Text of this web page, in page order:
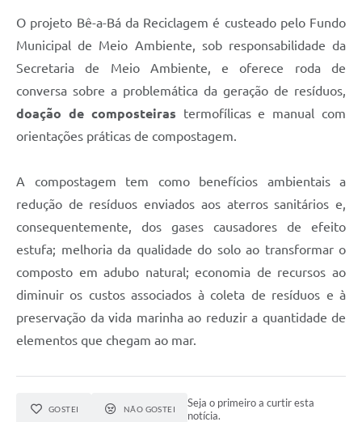
O projeto Bê-a-Bá da Reciclagem é custeado pelo Fundo
Municipal de Meio Ambiente, sob responsabilidade da
Secretaria de Meio Ambiente, e oferece roda de
conversa sobre a problemática da geração de resíduos,
doação de composteiras termofílicas e manual com
orientações práticas de compostagem.
A compostagem tem como benefícios ambientais a
redução de resíduos enviados aos aterros sanitários e,
consequentemente, dos gases causadores de efeito
estufa; melhoria da qualidade do solo ao transformar o
composto em adubo natural; economia de recursos ao
diminuir os custos associados à coleta de resíduos e à
preservação da vida marinha ao reduzir a quantidade de
elementos que chegam ao mar.
GOSTEI NÃO GOSTEI
Seja o primeiro a curtir esta
notícia.